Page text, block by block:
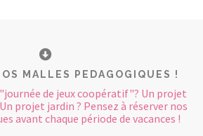
MALLES PEDAGOGIQUES !
de jeux coopératif"? Un projet
projet jardin ? Pensez à réserver nos
avant chaque période de vacances !